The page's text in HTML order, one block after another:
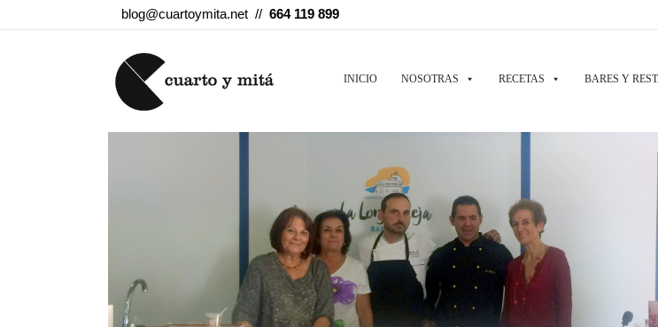
blog@cuartoymita.net // 664 119 899
INICIO NOSOTRAS RECETAS BARES Y